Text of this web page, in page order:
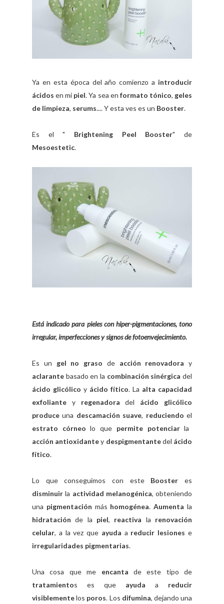
Ya en esta época del año comienzo a introducir
ácidos en mi piel. Ya sea en formato tónico, geles
de limpieza, serums.... Y esta ves es un Booster.
Es el " Brightening Peel Booster" de
Mesoestetic.
Está indicado para pieles con hiper-pigmentaciones, tono
irregular, imperfecciones y signos de fotoenvejecimiento.
Es un gel no graso de acción renovadora y
aclarante basado en la combinación sinérgica del
ácido glicólico y ácido fítico. La alta capacidad
exfoliante yregenadora del ácido glicólico
produce una descamación suave, reduciendo el
estrato córneo lo que permite potenciarla
acción antioxidantey despigmentantedel ácido
fítico.
Lo que conseguimos con este Booster es
disminuir la actividad melanogénica, obteniendo
una pigmentación más homogénea.Aumentala
hidratación de la piel, reactiva la renovación
celular, a la vez que ayuda a reducir lesiones e
irregularidades pigmentarias.
Una cosa que me encanta de este tipo de
tratamientos es que ayuda a reducir
visiblementelos poros. Los difumina, dejando una